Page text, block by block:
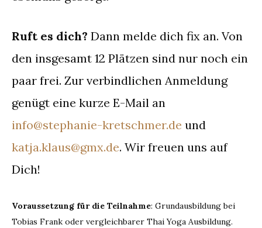
Ruft es dich? Dann melde dich fix an. Von
den insgesamt 12 Plätzen sind nur noch ein
paar frei. Zur verbindlichen Anmeldung
genügt eine kurze E-Mail an
info@stephanie-kretschmer.de und
katja.klaus@gmx.de. Wir freuen uns auf
Dich!
Voraussetzung für die Teilnahme: Grundausbildung bei
Tobias Frank oder vergleichbarer Thai Yoga Ausbildung.